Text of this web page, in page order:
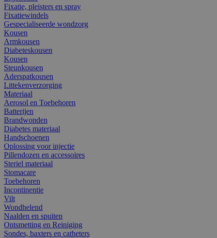
Fixatie, pleisters en spray
Fixatiewindels
Gespecialiseerde wondzorg
Kousen
Armkousen
Diabeteskousen
Kousen
Steunkousen
Aderspatkousen
Littekenverzorging
Materiaal
Aerosol en Toebehoren
Batterijen
Brandwonden
Diabetes materiaal
Handschoenen
Oplossing voor injectie
Pillendozen en accessoires
Steriel materiaal
Stomacare
Toebehoren
Incontinentie
Vilt
Wondhelend
Naalden en spuiten
Ontsmetting en Reiniging
Sondes, baxters en catheters